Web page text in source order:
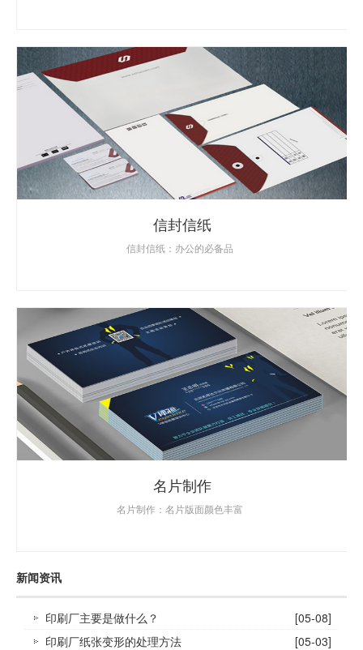
信封信纸
信封信纸：办公的必备品
名片制作
名片制作：名片版面颜色丰富
新闻资讯
印刷厂主要是做什么？
[05-08]
印刷厂纸张变形的处理方法
[05-03]